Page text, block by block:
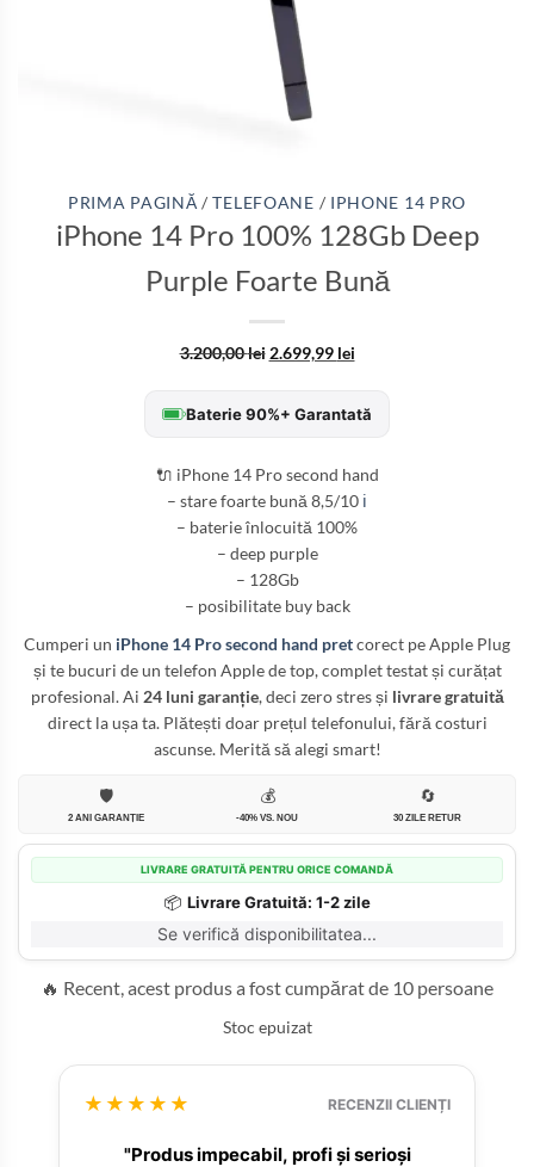
PRIMA PAGINĂ / TELEFOANE / IPHONE 14 PRO
iPhone 14 Pro 100% 128Gb Deep
Purple Foarte Bună
3.200,00lei 2.699,99 lei
Baterie 90%+ Garantată
🔌 iPhone 14 Pro second hand
– stare foarte bună 8,5/10 ℹ️
– baterie înlocuită 100%
– deep purple
– 128Gb
– posibilitate buy back
Cumperi un iPhone 14 Pro second hand pretcorect pe Apple Plug
și te bucuri de un telefon Apple de top, complet testat și curățat
profesional. Ai 24 luni garanție, deci zero stres și livrare gratuită
direct la ușa ta. Plătești doar prețul telefonului, fără costuri
ascunse. Merită să alegi smart!
🛡️
2 ANI GARANȚIE
💰
-40% VS. NOU
🔄
30 ZILE RETUR
LIVRARE GRATUITĂ PENTRU ORICE COMANDĂ
📦 Livrare Gratuită: 1-2 zile
Se verifică disponibilitatea...
🔥 Recent, acest produs a fost cumpărat de 10 persoane
Stoc epuizat
★★★★★ RECENZII CLIENȚI
"Produs impecabil, profi și serioși